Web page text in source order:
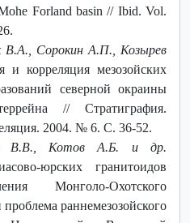
Forland basin // Ibid. Vol.
В.А., Сорокин А.П., Козырев
и корреляция мезозойских
северной окраины
// Стратиграфия.
2004. № 6. С. 36-52.
В.В., Котов А.Б. и др.
юрских гранитоидов
Монголо-Охотского
проблема раннемезозойского